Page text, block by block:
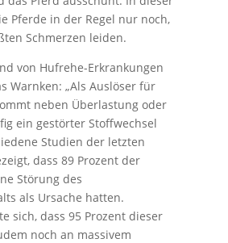
Pferde in der Regel nur noch,
Schmerzen leiden.
von Hufrehe-Erkrankungen
Warnken: „Als Auslöser für
neben Überlastung oder
ein gestörter Stoffwechsel
Studien der letzten
dass 89 Prozent der
Störung des
als Ursache hatten.
sich, dass 95 Prozent dieser
noch an massivem